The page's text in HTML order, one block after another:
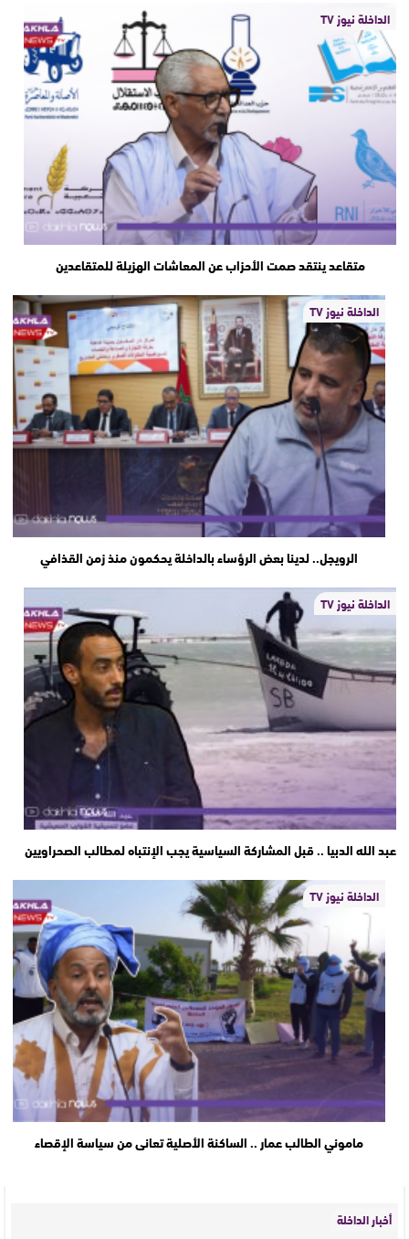
الداخلة نيوز TV
متقاعد ينتقد صمت الأحزاب عن المعاشات الهزيلة للمتقاعدين
الداخلة نيوز TV
الرويجل.. لدينا بعض الرؤساء بالداخلة يحكمون منذ زمن القذافي
الداخلة نيوز TV
عبد الله الدبيا .. قبل المشاركة السياسية يجب الإنتباه لمطالب الصحراويين
الداخلة نيوز TV
ماموني الطالب عمار .. الساكنة الأصلية تعانى من سياسة الإقصاء
أخبار الداخلة